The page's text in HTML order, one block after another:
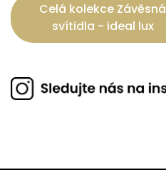
Celá kolekce Závěsná
svítidla - ideal lux